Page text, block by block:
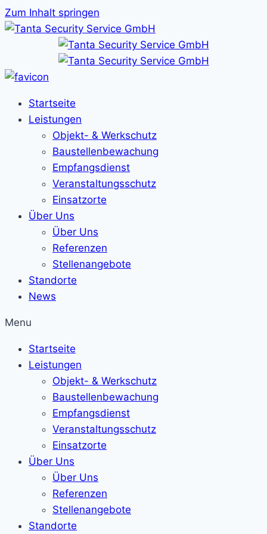
Zum Inhalt springen
Startseite
Leistungen
Objekt- & Werkschutz
Baustellenbewachung
Empfangsdienst
Veranstaltungsschutz
Einsatzorte
Über Uns
Über Uns
Referenzen
Stellenangebote
Standorte
News
Menu
Startseite
Leistungen
Objekt- & Werkschutz
Baustellenbewachung
Empfangsdienst
Veranstaltungsschutz
Einsatzorte
Über Uns
Über Uns
Referenzen
Stellenangebote
Standorte